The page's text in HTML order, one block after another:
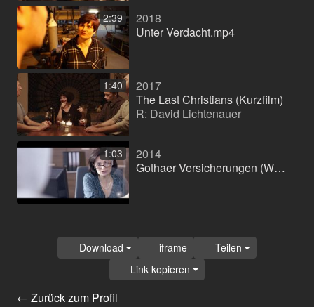
2:39
2018
Unter Verdacht.mp4
1:40
2017
The Last Christians (Kurzfilm)
R: David Lichtenauer
1:03
2014
Gothaer Versicherungen (Werbefilm)
← Zurück zum Profil
Download iframe
Teilen
Link kopieren